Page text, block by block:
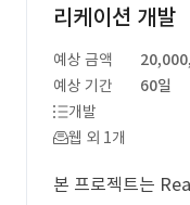
리케이션 개발
예상 금액
예상 기간
60일
개발
웹 외 1개
본 프로젝트는